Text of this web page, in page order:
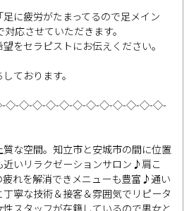
足に疲労がたまってるので足メイン
応させていただきます。
をセラピストにお伝えください。
ております。
◇-◇-◇-◇-◇-◇-◇-◇-◇-◇-◇-◇-
な空間。知立市と安城市の間に位置
近いリラクゼーションサロン♪肩こ
疲れを解消できメニューも豊富♪通い
寧な技術＆接客＆雰囲気でリピータ
スタッフが在籍しているので男女と